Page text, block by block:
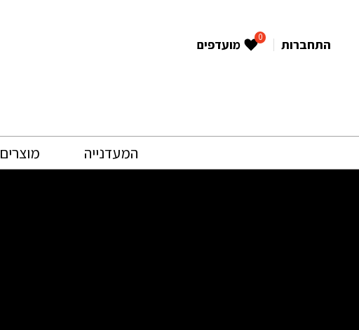
התחברות מועדפים 0
המעדנייה מוצרים